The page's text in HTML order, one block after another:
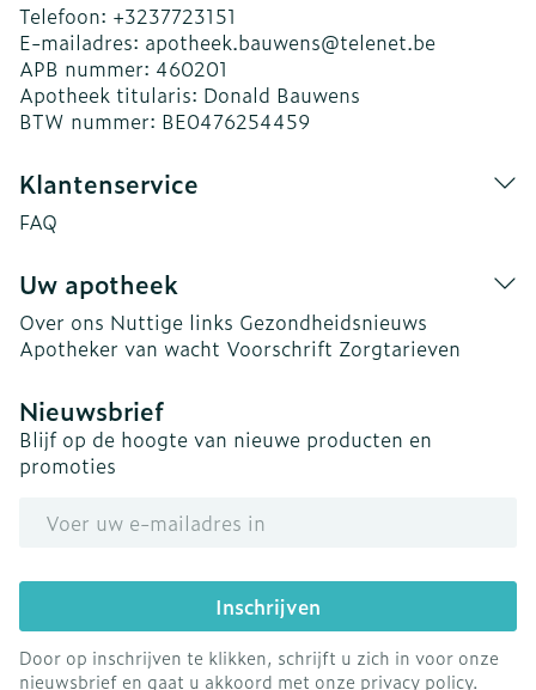
Telefoon: +3237723151
E-mailadres: apotheek.bauwens@telenet.be
APB nummer: 460201
Apotheek titularis: Donald Bauwens
BTW nummer: BE0476254459
Klantenservice
FAQ
Uw apotheek
Over ons Nuttige links Gezondheidsnieuws
Apotheker van wacht Voorschrift Zorgtarieven
Nieuwsbrief
Blijf op de hoogte van nieuwe producten en
promoties
Inschrijven
Door op inschrijven te klikken, schrijft u zich in voor onze
nieuwsbrief en gaat u akkoord met onze privacy policy.